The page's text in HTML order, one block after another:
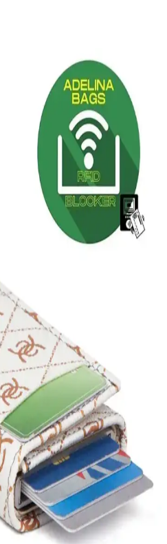
detaylı özellikleri ve kullanıcı
tasarım ve fonksiyonellik
uygun? Öğrenmek için okumaya
Deri Cüzdan
ve Kullanışlılık Analizi
ve Garbalia Colombia
ve kullanıcı yorumları ile detaylı
Lila ve Siyah
Yorumları
öne çıkıyor. Kapasiteleri ve
sunulan bu ürünler hakkında
yorumları içeriyor.
Deri Kartlık
Uygun Seçenekler
deri kartlık detaylarıyla tanıtılıyor.
model ise daha fazla kart ve
sizin için daha uygun?
Renkli ve
İncelenmesi
detaylı karşılaştırıyoruz. Renkli
özellikleri ve kullanım kolaylığıyla
özel kullanım için ideal seçenekler
Kızaklı Kartlık
İçin Uygun